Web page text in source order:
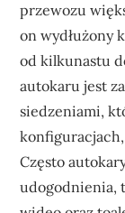
przewozu
on wydłużony
od kilkunastu
autokaru jest
siedzeniami,
Często
udogodnienia,